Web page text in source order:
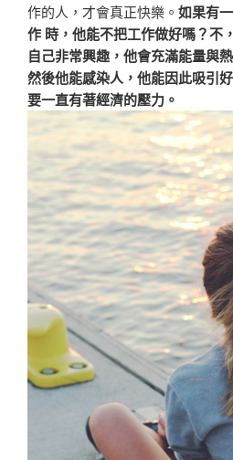
作的人，才會真正快樂。 如果有
作 時，他能不把工作做好嗎？不
自己非常興趣，他會充滿能量與
然後他能感染人，他能因此吸引
要一直有著經濟的壓力。